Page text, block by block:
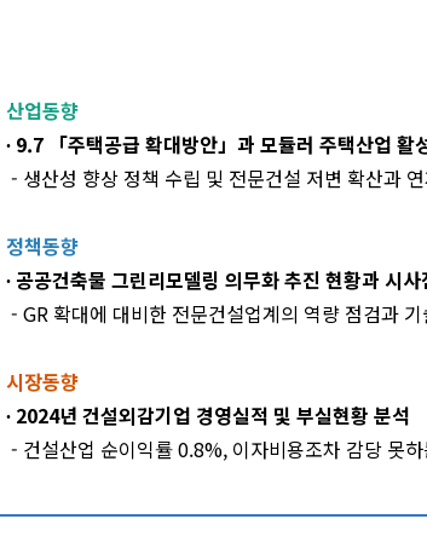
산업동향
∙ 9.7 「주택공급 확대방안」과 모듈러 주택산업 활
- 생산성 향상 정책 수립 및 전문건설 저변 확산과
정책동향
∙ 공공건축물 그린리모델링 의무화 추진 현황과 시사
- GR 확대에 대비한 전문건설업계의 역량 점검과
시장동향
∙ 2024년 건설외감기업 경영실적 및 부실현황 분석
- 건설산업 순이익률 0.8%, 이자비용조차 감당 못